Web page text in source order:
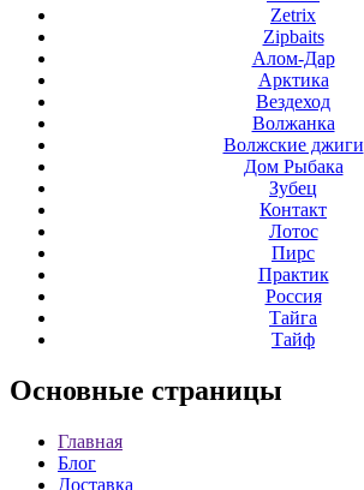
Zetrix
Zipbaits
Алом-Дар
Арктика
Вездеход
Волжанка
Волжские джиги
Дом Рыбака
Зубец
Контакт
Лотос
Пирс
Практик
Россия
Тайга
Тайф
Основные страницы
Главная
Блог
Доставка